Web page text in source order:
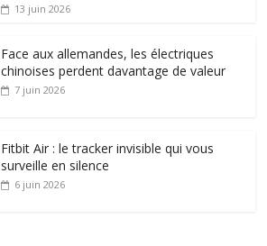
13 juin 2026
Face aux allemandes, les électriques
chinoises perdent davantage de valeur
7 juin 2026
Fitbit Air : le tracker invisible qui vous
surveille en silence
6 juin 2026